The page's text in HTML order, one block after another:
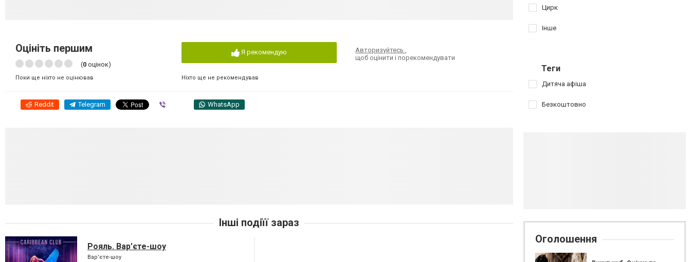
Оцініть першим
(0 оцінок)
Поки ще ніхто не оцінював
Я рекомендую
Ніхто ще не рекомендував
Авторизуйтесь,
щоб оцінити і порекомендувати
Reddit Telegram WhatsApp
Інші подіїї зараз
Рояль. Вар’єте-шоу
Вар’єте-шоу
Цирк
Інше
Теги
Дитяча афіша
Безкоштовно
Оголошення